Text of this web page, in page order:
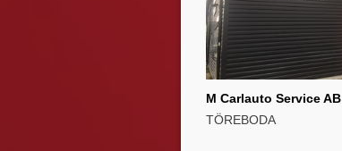
M Carlauto Service AB
TÖREBODA